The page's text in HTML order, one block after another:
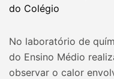
No laboratório de
do Ensino Médio
observar o calor